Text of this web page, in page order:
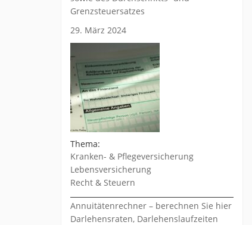
Grenzsteuersatzes
29. März 2024
Thema:
Kranken- & Pflegeversicherung
Lebensversicherung
Recht & Steuern
Annuitätenrechner – berechnen Sie hier
Darlehensraten, Darlehenslaufzeiten